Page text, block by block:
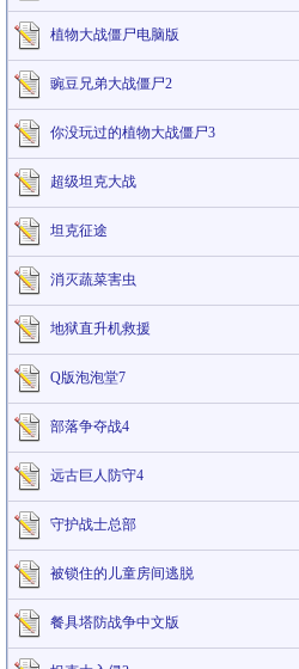
植物大战僵尸电脑版
豌豆兄弟大战僵尸2
你没玩过的植物大战僵尸3
超级坦克大战
坦克征途
消灭蔬菜害虫
地狱直升机救援
Q版泡泡堂7
部落争夺战4
远古巨人防守4
守护战士总部
被锁住的儿童房间逃脱
餐具塔防战争中文版